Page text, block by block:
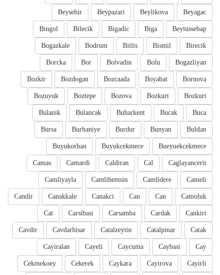
Beyagac
Beylikova
Beypazari
Beysehir
Beytussebap
Biga
Bigadic
Bilecik
Bingol
Birecik
Bismil
Bitlis
Bodrum
Bogazkale
Bogazliyan
Bolu
Bolvadin
Bor
Borcka
Bornova
Boyabat
Bozcaada
Bozdogan
Bozkir
Bozkurt
Bozkurt
Bozova
Boztepe
Bozuyuk
Buca
Bucak
Buharkent
Bulancak
Bulanik
Buldan
Bunyan
Burdur
Burhaniye
Bursa
Bueyuekcekmece
Buyukcekmece
Buyukorhan
Caglayancerit
Cal
Caldiran
Camardi
Camas
Cameli
Camlidere
Camlihemsin
Camliyayla
Camoluk
Can
Can
Canakci
Canakkale
Candir
Cankiri
Cardak
Carsamba
Carsibasi
Cat
Catak
Catalpinar
Catalzeytin
Cavdarhisar
Cavdir
Cay
Caybasi
Caycuma
Cayeli
Cayiralan
Cayirli
Cayirova
Caykara
Cekerek
Cekmekoey